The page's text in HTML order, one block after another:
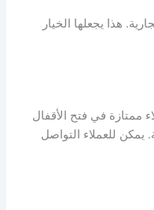
هذا يجعلها الخيار
ممتازة في فتح الأقفال
يمكن للعملاء التواصل